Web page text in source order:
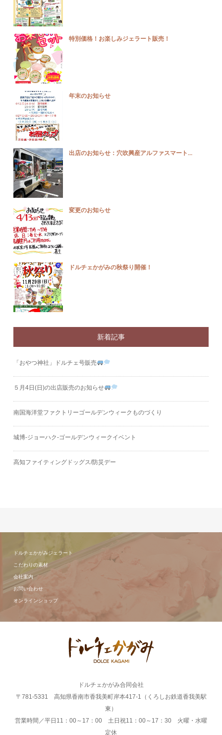
特別価格！お楽しみジェラート販売！
年末のお知らせ
出店のお知らせ：穴吹興産アルファスマート...
変更のお知らせ
ドルチェかがみの秋祭り開催！
新着記事
「おやつ神社」ドルチェ号販売
５月4日(日)の出店販売のお知らせ
南国海洋堂ファクトリーゴールデンウィークものづくり
城博‐ジョーハク‐ゴールデンウィークイベント
高知ファイティングドッグス/防災デー
ドルチェかがみジェラート
こだわりの素材
会社案内
お問い合わせ
オンラインショップ
ドルチェかがみ合同会社
〒781-5331 高知県香南市香我美町岸本417-1（くろしお鉄道香我美駅
東）
営業時間／平日11：00～17：00 土日祝11：00～17：30 火曜・水曜
定休